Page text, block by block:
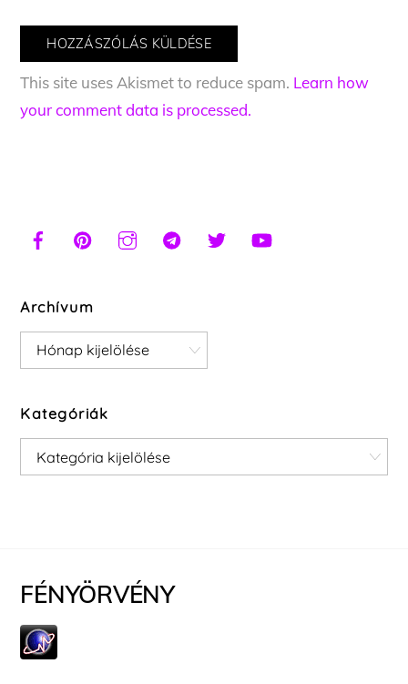
This site uses Akismet to reduce spam. Learn how
your comment data is processed.
Archívum
Archívum
Kategóriák
Kategóriák
FÉNYÖRVÉNY